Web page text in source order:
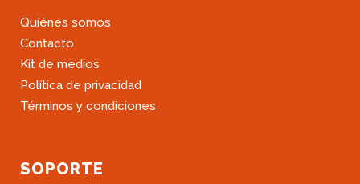
Quiénes somos
Contacto
Kit de medios
Política de privacidad
Términos y condiciones
SOPORTE